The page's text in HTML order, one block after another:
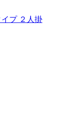
プ ２人掛